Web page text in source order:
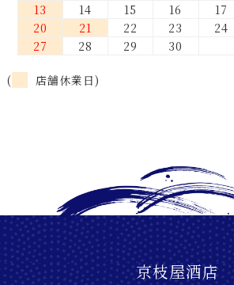
13
14 15 16 17
20
21 22 23 24
27
28 29 30
( 店舗休業日)
京枝屋酒店